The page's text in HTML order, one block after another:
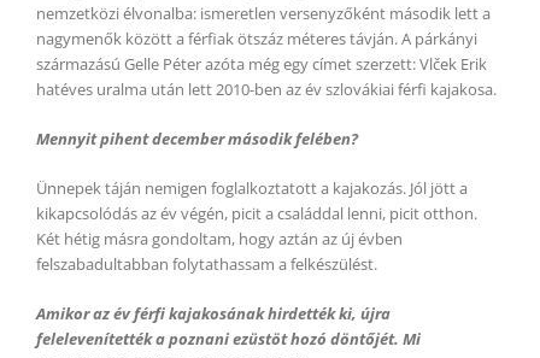
nemzetközi élvonalba: ismeretlen versenyzőként második lett a
nagymenők között a férfiak ötszáz méteres távján. A párkányi
származású Gelle Péter azóta még egy címet szerzett: Vlček Erik
hatéves uralma után lett 2010-ben az év szlovákiai férfi kajakosa.
Mennyit pihent december második felében?
Ünnepek táján nemigen foglalkoztatott a kajakozás. Jól jött a
kikapcsolódás az év végén, picit a családdal lenni, picit otthon.
Két hétig másra gondoltam, hogy aztán az új évben
felszabadultabban folytathassam a felkészülést.
Amikor az év férfi kajakosának hirdették ki, újra
felelevenítették a poznani ezüstöt hozó döntőjét. Mi